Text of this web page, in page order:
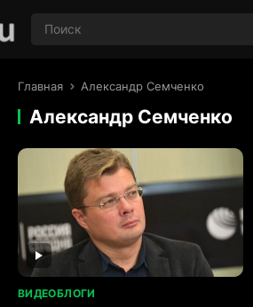
Главная Александр Семченко
Александр Семченко
ВИДЕОБЛОГИ